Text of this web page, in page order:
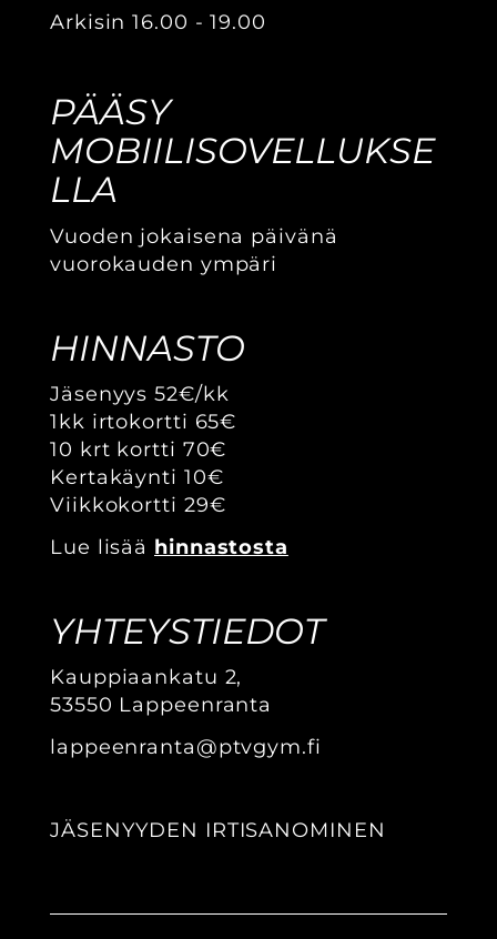
Arkisin 16.00 - 19.00
PÄÄSY
MOBIILISOVELLUKSE
LLA
Vuoden jokaisena päivänä
vuorokauden ympäri
HINNASTO
Jäsenyys 52€/kk
1kk irtokortti 65€
10 krt kortti 70€
Kertakäynti 10€
Viikkokortti 29€
Lue lisää hinnastosta
YHTEYSTIEDOT
Kauppiaankatu 2,
​​​​​​​53550 Lappeenranta
lappeenranta@ptvgym.fi
JÄSENYYDEN IRTISANOMINEN​​​​​​​​​​​​​​